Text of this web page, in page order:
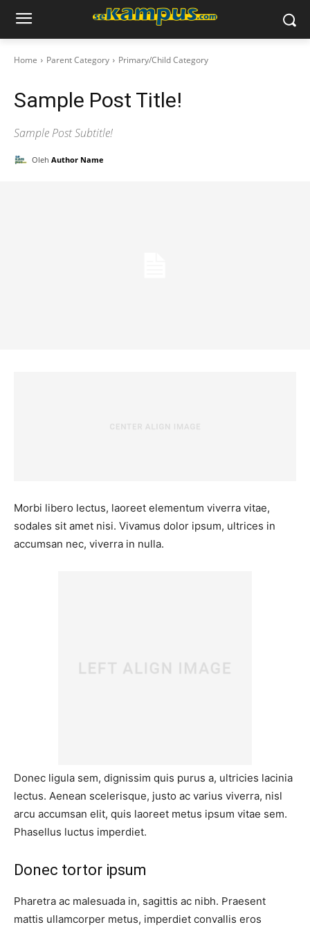
Home Parent Category Primary/Child Category
Sample Post Title!
Sample Post Subtitle!
Oleh Author Name
Morbi libero lectus, laoreet elementum viverra vitae,
sodales sit amet nisi. Vivamus dolor ipsum, ultrices in
accumsan nec, viverra in nulla.
Donec ligula sem, dignissim quis purus a, ultricies lacinia
lectus. Aenean scelerisque, justo ac varius viverra, nisl
arcu accumsan elit, quis laoreet metus ipsum vitae sem.
Phasellus luctus imperdiet.
Donec tortor ipsum
Pharetra ac malesuada in, sagittis ac nibh. Praesent
mattis ullamcorper metus, imperdiet convallis eros